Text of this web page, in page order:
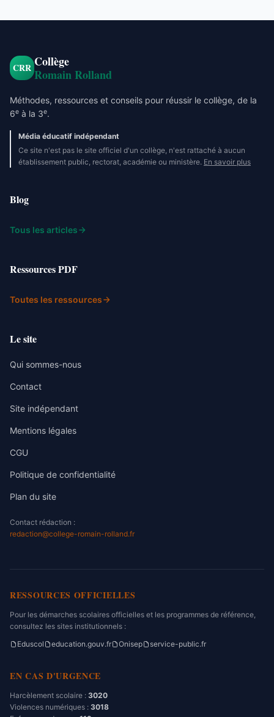
CRR Collège
Romain Rolland
Méthodes, ressources et conseils pour réussir le collège, de la
6e à la 3e.
Média éducatif indépendant
Ce site n'est pas le site officiel d'un collège, n'est rattaché à aucun
établissement public, rectorat, académie ou ministère. En savoir plus
Blog
Tous les articles
Ressources PDF
Toutes les ressources
Le site
Qui sommes-nous
Contact
Site indépendant
Mentions légales
CGU
Politique de confidentialité
Plan du site
Contact rédaction :
redaction@college-romain-rolland.fr
RESSOURCES OFFICIELLES
Pour les démarches scolaires officielles et les programmes de référence,
consultez les sites institutionnels :
Eduscol
education.gouv.fr Onisep service-public.fr
EN CAS D'URGENCE
Harcèlement scolaire : 3020
Violences numériques : 3018